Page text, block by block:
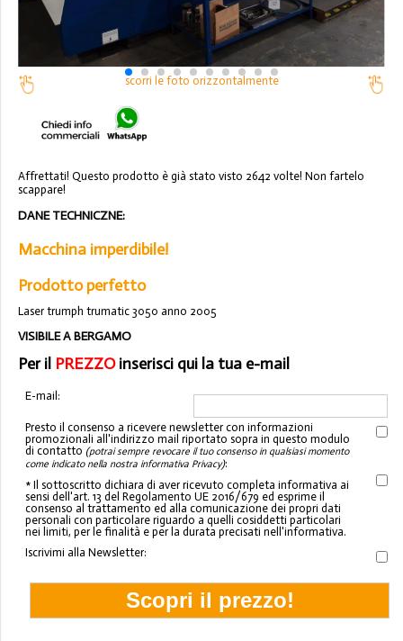
scorri le foto orizzontalmente
Affrettati! Questo prodotto è già stato visto 2642 volte! Non fartelo
scappare!
DANE TECHNICZNE:
Macchina imperdibile!
Prodotto perfetto
Laser trumph trumatic 3050 anno 2005
VISIBILE A BERGAMO
Per il PREZZOinserisci qui la tua e-mail
E-mail:
Presto il consenso a ricevere newsletter con informazioni
promozionali all'indirizzo mail riportato sopra in questo modulo
di contatto (potrai sempre revocare il tuo consenso in qualsiasi momento
come indicato nella nostra informativa Privacy):
* Il sottoscritto dichiara di aver ricevuto completa informativa ai
sensi dell'art. 13 del Regolamento UE 2016/679 ed esprime il
consenso al trattamento ed alla comunicazione dei propri dati
personali con particolare riguardo a quelli cosiddetti particolari
nei limiti, per le finalità e per la durata precisati nell'informativa.
Iscrivimi alla Newsletter: